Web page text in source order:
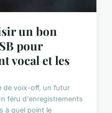
un bon
pour
vocal et les
de voix-off, un futur
féru d'enregistrements
à quel point le